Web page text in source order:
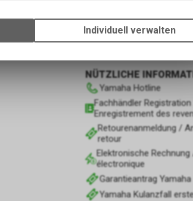
NÜTZLICHE
Yamaha Hotline
Fachhändler
Enregistrement des
Retourenanmeldung /
retour
Elektronische
électronique
Garantieantrag Yamaha
Yamaha Kulanzfall
Funktionen unseres Online-Angebots,
zu ermöglichen. Bitte beachten Sie, dass die
Individuell verwalten